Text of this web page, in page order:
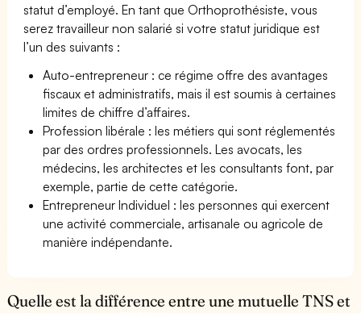
statut d’employé. En tant que Orthoprothésiste, vous
serez travailleur non salarié si votre statut juridique est
l’un des suivants :
Auto-entrepreneur : ce régime offre des avantages
fiscaux et administratifs, mais il est soumis à certaines
limites de chiffre d’affaires.
Profession libérale : les métiers qui sont réglementés
par des ordres professionnels. Les avocats, les
médecins, les architectes et les consultants font, par
exemple, partie de cette catégorie.
Entrepreneur Individuel : les personnes qui exercent
une activité commerciale, artisanale ou agricole de
manière indépendante.
Quelle est la différence entre une mutuelle TNS et